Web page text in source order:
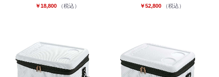
￥18,800 （税込） ￥52,800 （税込）